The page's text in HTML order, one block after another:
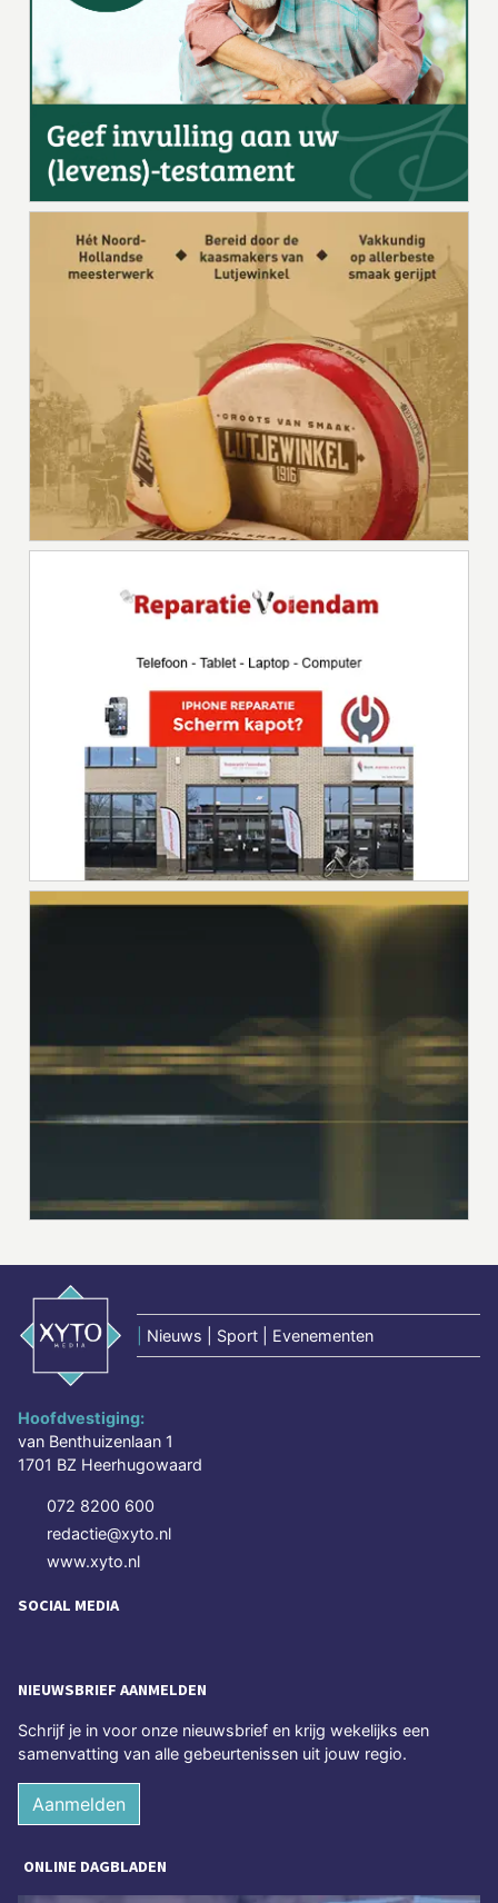
Nieuws | Sport | Evenementen
Hoofdvestiging:
van Benthuizenlaan 1
1701 BZ Heerhugowaard
072 8200 600
redactie@xyto.nl
www.xyto.nl
SOCIAL MEDIA
NIEUWSBRIEF AANMELDEN
Schrijf je in voor onze nieuwsbrief en krijg wekelijks een
samenvatting van alle gebeurtenissen uit jouw regio.
Aanmelden
ONLINE DAGBLADEN